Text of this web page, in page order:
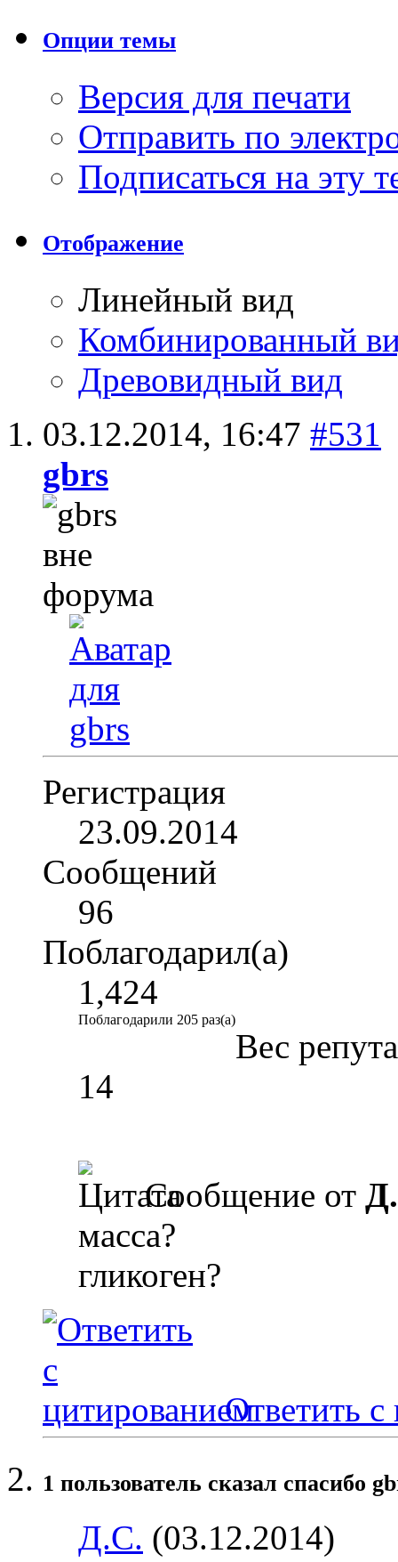
Опции темы
Версия для печати
Отправить по
Подписаться на эту
Отображение
Линейный вид
Комбинированный
Древовидный вид
03.12.2014, 16:47 #531
gbrs
Регистрация
23.09.2014
Сообщений
96
Поблагодарил(а)
1,424
Поблагодарили 205 раз(а)
Вес
14
Сообщение от
масса?
гликоген?
Ответить с
1 пользователь сказал cпасибо
Д.С. (03.12.2014)